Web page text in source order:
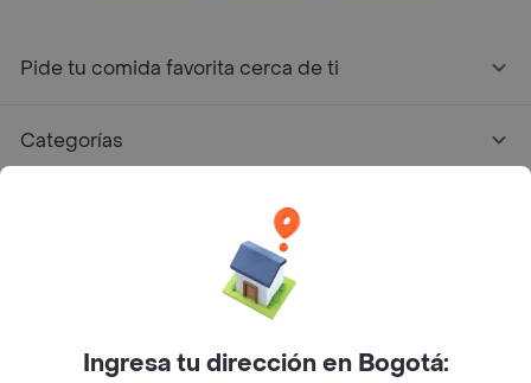
Pide tu comida favorita cerca de ti
Categorías
Facebook
Twitter
Instagram
Ingresa tu dirección en Bogotá: